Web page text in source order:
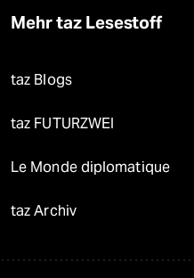
Mehr taz Lesestoff
taz Blogs
taz FUTURZWEI
Le Monde diplomatique
taz Archiv